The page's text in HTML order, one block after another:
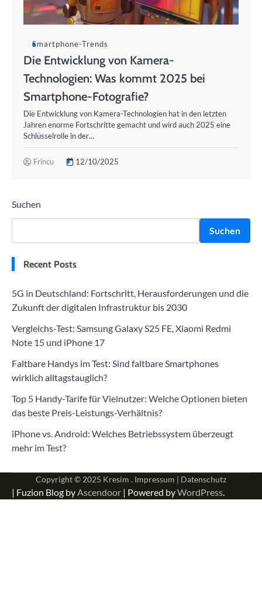
Smartphone-Trends
Die Entwicklung von Kamera-
Technologien: Was kommt 2025 bei
Smartphone-Fotografie?
Die Entwicklung von Kamera-Technologien hat in den letzten
Jahren enorme Fortschritte gemacht und wird auch 2025 eine
Schlüsselrolle in der…
Frincu 12/10/2025
Suchen
Suchen
Recent Posts
5G in Deutschland: Fortschritt, Herausforderungen und die
Zukunft der digitalen Infrastruktur bis 2030
Vergleichs-Test: Samsung Galaxy S25 FE, Xiaomi Redmi
Note 15 und iPhone 17
Faltbare Handys im Test: Sind faltbare Smartphones
wirklich alltagstauglich?
Top 5 Handy-Tarife für Vielnutzer: Welche Optionen bieten
das beste Preis-Leistungs-Verhältnis?
iPhone vs. Android: Welches Betriebssystem überzeugt
mehr im Test?
Copyright © 2025 Kresim . Impressum | Datenschutz
| Fuzion Blog byAscendoor | Powered byWordPress.